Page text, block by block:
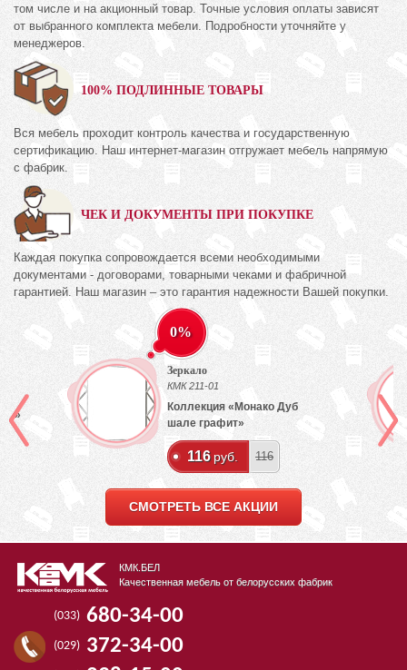
том числе и на акционный товар. Точные условия оплаты зависят
от выбранного комплекта мебели. Подробности уточняйте у
менеджеров.
100% ПОДЛИННЫЕ ТОВАРЫ
Вся мебель проходит контроль качества и государственную
сертификацию. Наш интернет-магазин отгружает мебель напрямую
с фабрик.
ЧЕК И ДОКУМЕНТЫ ПРИ ПОКУПКЕ
Каждая покупка сопровождается всеми необходимыми
документами - договорами, товарными чеками и фабричной
гарантией. Наш магазин – это гарантия надежности Вашей покупки.
0%
Зеркало
КМК 211-01
Коллекция «Монако Дуб
шале графит»
116 руб. 116
СМОТРЕТЬ ВСЕ АКЦИИ
КМК.БЕЛ
Качественная мебель от белорусских фабрик
(033) 680-34-00
(029) 372-34-00